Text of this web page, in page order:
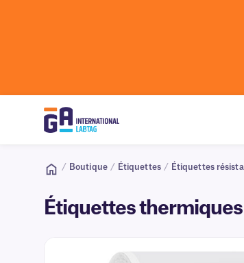
/ Boutique / Étiquettes / Étiquettes
Étiquettes